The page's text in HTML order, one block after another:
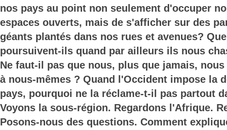
nos pays au point non seulement d'occuper
espaces ouverts, mais de s'afficher sur des
géants plantés dans nos rues et avenues?
poursuivent-ils quand par ailleurs ils nous
Ne faut-il pas que nous, plus que jamais,
à nous-mêmes ? Quand l'Occident impose la
pays, pourquoi ne la réclame-t-il pas partout
Voyons la sous-région. Regardons l'Afrique.
Posons-nous des questions. Comment